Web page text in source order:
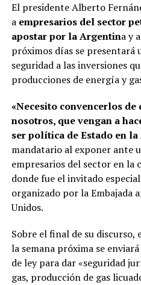
El presidente Alberto
a empresarios del sector
apostar por la Argentina y
próximos días se presentará
seguridad a las inversiones
producciones de energía y
«Necesito convencerlos de
nosotros, que vengan a
ser política de Estado en
mandatario al exponer ante
empresarios del sector en la
donde fue el invitado
organizado por la Embajada
Unidos.
Sobre el final de su
la semana próxima se
de ley para dar «seguridad
gas, producción de gas